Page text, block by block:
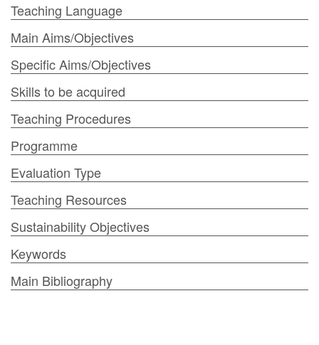
Teaching Language
Main Aims/Objectives
Specific Aims/Objectives
Skills to be acquired
Teaching Procedures
Programme
Evaluation Type
Teaching Resources
Sustainability Objectives
Keywords
Main Bibliography